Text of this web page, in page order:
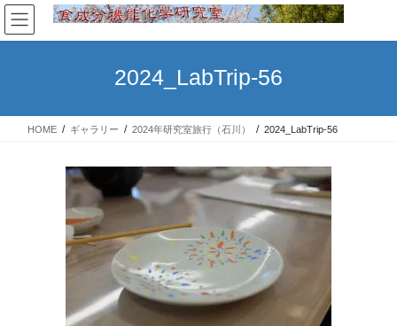
コ
ン
テ
ス
ナ
ビ
ゲ
ン
2024_LabTrip-56
HOME ギャラリー 2024年研究室旅行（石川） 2024_LabTrip-56